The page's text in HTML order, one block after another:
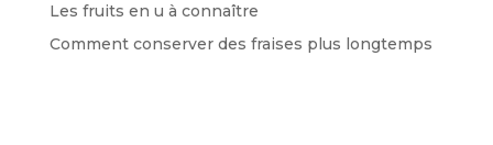
Les fruits en u à connaître
Comment conserver des fraises plus longtemps